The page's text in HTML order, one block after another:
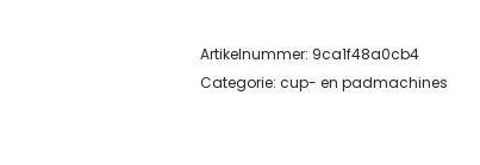
Artikelnummer: 9ca1f48a0cb4
Categorie: cup- en padmachines